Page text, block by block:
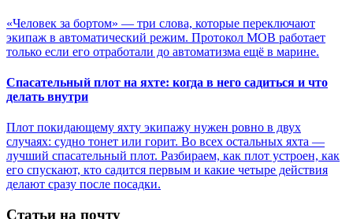
«Человек за бортом» — три слова, которые переключают
экипаж в автоматический режим. Протокол MOB работает
только если его отработали до автоматизма ещё в марине.
Спасательный плот на яхте: когда в него садиться и что
делать внутри
Плот покидающему яхту экипажу нужен ровно в двух
случаях: судно тонет или горит. Во всех остальных яхта —
лучший спасательный плот. Разбираем, как плот устроен, как
его спускают, кто садится первым и какие четыре действия
делают сразу после посадки.
Статьи на почту